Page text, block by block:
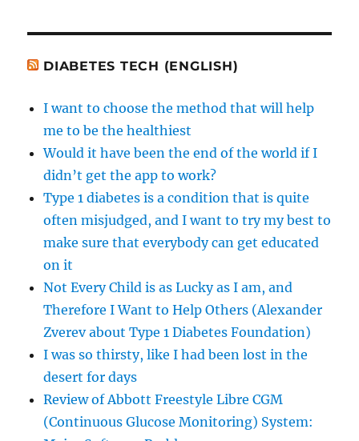
DIABETES TECH (ENGLISH)
I want to choose the method that will help
me to be the healthiest
Would it have been the end of the world if I
didn’t get the app to work?
Type 1 diabetes is a condition that is quite
often misjudged, and I want to try my best to
make sure that everybody can get educated
on it
Not Every Child is as Lucky as I am, and
Therefore I Want to Help Others (Alexander
Zverev about Type 1 Diabetes Foundation)
I was so thirsty, like I had been lost in the
desert for days
Review of Abbott Freestyle Libre CGM
(Continuous Glucose Monitoring) System: